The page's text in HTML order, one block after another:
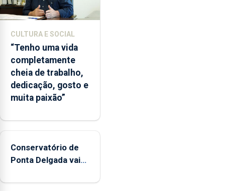
CULTURA E SOCIAL
“Tenho uma vida
completamente
cheia de trabalho,
dedicação, gosto e
muita paixão”
Conservatório de
Ponta Delgada vai
instrumentos